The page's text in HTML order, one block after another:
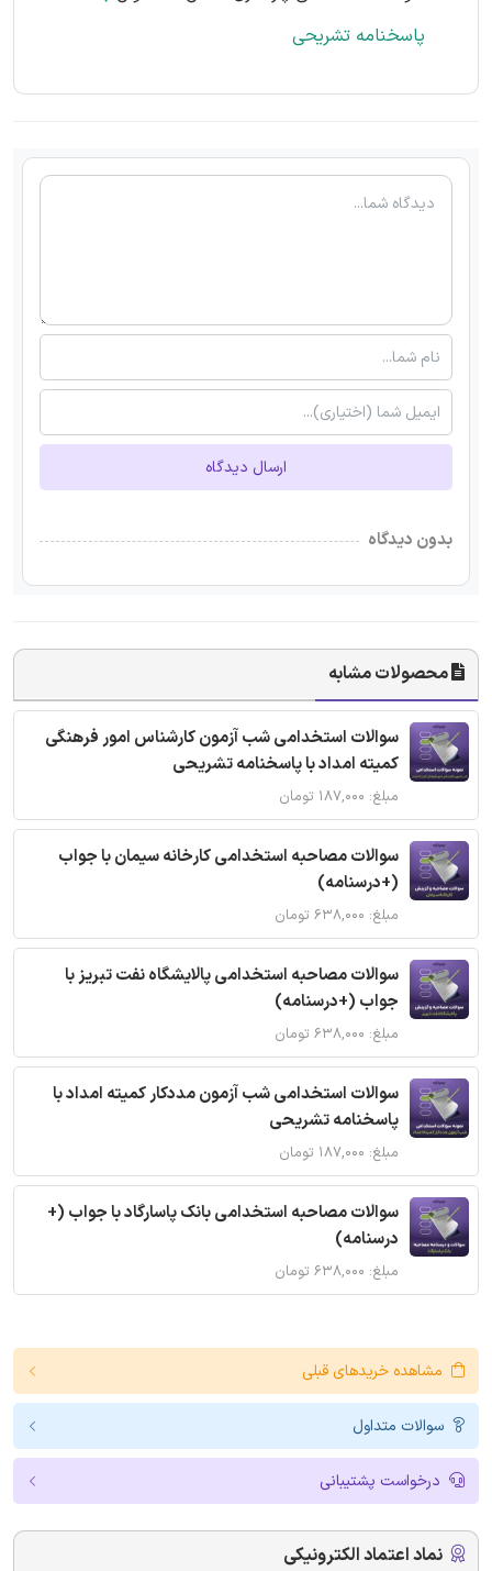
پاسخنامه تشریحی
ارسال دیدگاه
بدون دیدگاه
محصولات مشابه
سوالات استخدامی شب آزمون کارشناس امور فرهنگی
کمیته امداد با پاسخنامه تشریحی
مبلغ: ۱۸۷,۰۰۰ تومان
سوالات مصاحبه استخدامی کارخانه سیمان با جواب
(+درسنامه)
مبلغ: ۶۳۸,۰۰۰ تومان
سوالات مصاحبه استخدامی پالایشگاه نفت تبریز با
جواب (+درسنامه)
مبلغ: ۶۳۸,۰۰۰ تومان
سوالات استخدامی شب آزمون مددکار کمیته امداد با
پاسخنامه تشریحی
مبلغ: ۱۸۷,۰۰۰ تومان
سوالات مصاحبه استخدامی بانک پاسارگاد با جواب (+
درسنامه)
مبلغ: ۶۳۸,۰۰۰ تومان
مشاهده خریدهای قبلی
سوالات متداول
درخواست پشتیبانی
نماد اعتماد الکترونیکی